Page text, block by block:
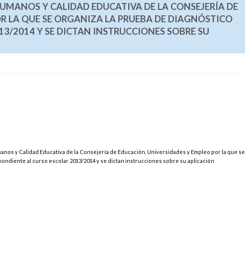
Y CALIDAD EDUCATIVA DE LA CONSEJERÍA DE
LA QUE SE ORGANIZA LA PRUEBA DE DIAGNÓSTICO
2014 Y SE DICTAN INSTRUCCIONES SOBRE SU
y Calidad Educativa de la Consejería de Educación, Universidades y Empleo por la que se
al curso escolar 2013/2014 y se dictan instrucciones sobre su aplicación